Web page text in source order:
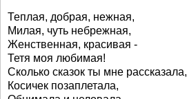
Теплая, добрая, нежная,
Милая, чуть небрежная,
Женственная, красивая -
Тетя моя любимая!
Сколько сказок ты мне рассказала,
Косичек позаплетала,